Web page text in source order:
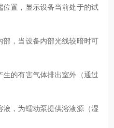
位置，显示设备当前处于的试
部，当设备内部光线较暗时可
生的有害气体排出室外（通过
液，为蠕动泵提供溶液源（湿